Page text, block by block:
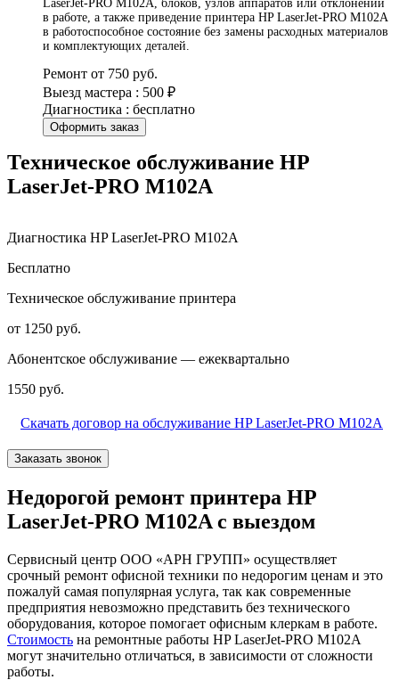
LaserJet-PRO M102A, блоков, узлов аппаратов или отклонений
в работе, а также приведение принтера HP LaserJet-PRO M102A
в работоспособное состояние без замены расходных материалов
и комплектующих деталей.
Ремонт от 750 руб.
Выезд мастера : 500 ₽
Диагностика : бесплатно
Оформить заказ
Техническое обслуживание HP
LaserJet-PRO M102A
Диагностика HP LaserJet-PRO M102A
Бесплатно
Техническое обслуживание принтера
от 1250 руб.
Абонентское обслуживание — ежеквартально
1550 руб.
Скачать договор на обслуживание HP LaserJet-PRO M102A
Заказать звонок
Недорогой ремонт принтера HP
LaserJet-PRO M102A с выездом
Сервисный центр ООО «АРН ГРУПП» осуществляет
срочный ремонт офисной техники по недорогим ценам и это
пожалуй самая популярная услуга, так как современные
предприятия невозможно представить без технического
оборудования, которое помогает офисным клеркам в работе.
Стоимость на ремонтные работы HP LaserJet-PRO M102A
могут значительно отличаться, в зависимости от сложности
работы.